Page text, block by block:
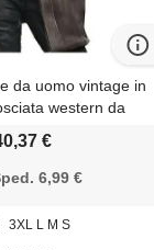
da uomo vintage in
western da
in pile, cappotti
con cerniera a
abbigliamento
€
6,99 €
3XL L M S